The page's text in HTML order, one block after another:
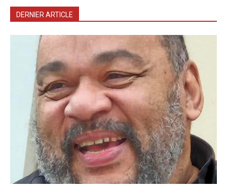
DERNIER ARTICLE